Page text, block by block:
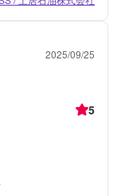
2025/09/25
5